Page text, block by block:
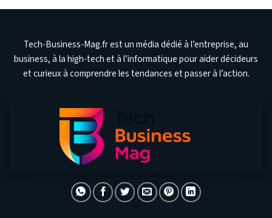
Tech-Business-Mag.fr est un média dédié à l’entreprise, au
business, à la high-tech et à l’informatique pour aider décideurs
et curieux à comprendre les tendances et passer à l’action.